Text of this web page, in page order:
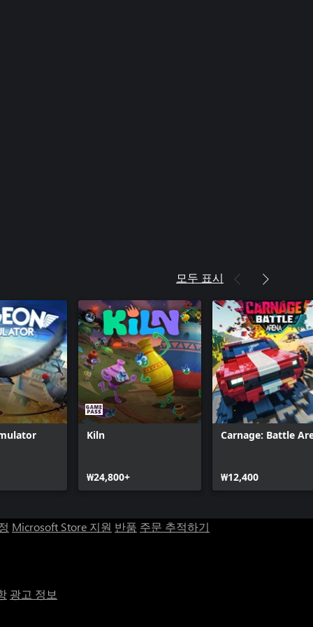
모두 표시
Kiln
₩24,800+
Carnage: Battle
₩12,400
Microsoft Store 지원 반품 주문 추적하기
광고 정보